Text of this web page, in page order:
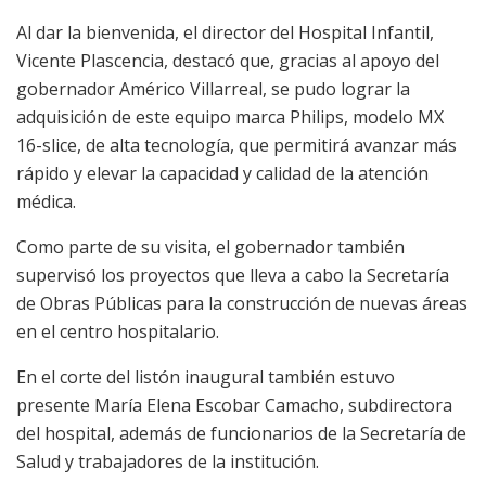
Al dar la bienvenida, el director del Hospital Infantil,
Vicente Plascencia, destacó que, gracias al apoyo del
gobernador Américo Villarreal, se pudo lograr la
adquisición de este equipo marca Philips, modelo MX
16-slice, de alta tecnología, que permitirá avanzar más
rápido y elevar la capacidad y calidad de la atención
médica.
Como parte de su visita, el gobernador también
supervisó los proyectos que lleva a cabo la Secretaría
de Obras Públicas para la construcción de nuevas áreas
en el centro hospitalario.
En el corte del listón inaugural también estuvo
presente María Elena Escobar Camacho, subdirectora
del hospital, además de funcionarios de la Secretaría de
Salud y trabajadores de la institución.